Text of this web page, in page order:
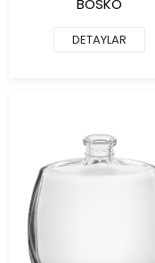
BOSKO
DETAYLAR